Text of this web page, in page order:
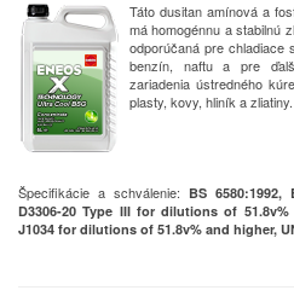
Táto dusitan amínová a
má homogénnu a stabilnú
odporúčaná pre chladiace
benzín, naftu a pre
zariadenia ústredného
plasty, kovy, hliník a zliatiny.
Špecifikácie a schválenie: BS 6580:1992,
D3306-20 Type III for dilutions of
J1034 for dilutions of 51.8v% and higher,